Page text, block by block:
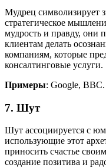
Мудрец символизирует
стратегическое
мудрость и правду, они
клиентам делать
компаниям, которые
консалтинговые услуги.
Примеры: Google, BBC.
7. Шут
Шут ассоциируется с
использующие этот
приносить счастье
создание позитива и